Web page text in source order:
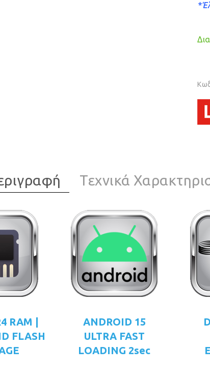
Τεχνικά
RAM |
FLASH
ANDROID 15
ULTRA FAST
LOADING 2sec